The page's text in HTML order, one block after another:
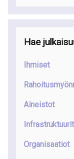
Hae
Ihmiset
Aineistot
Infrastruktuurit
Organisaatiot